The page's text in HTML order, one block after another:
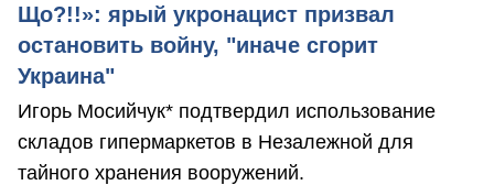
Що?!!»: ярый укронацист призвал
остановить войну, "иначе сгорит
Украина"
Игорь Мосийчук* подтвердил использование
складов гипермаркетов в Незалежной для
тайного хранения вооружений.